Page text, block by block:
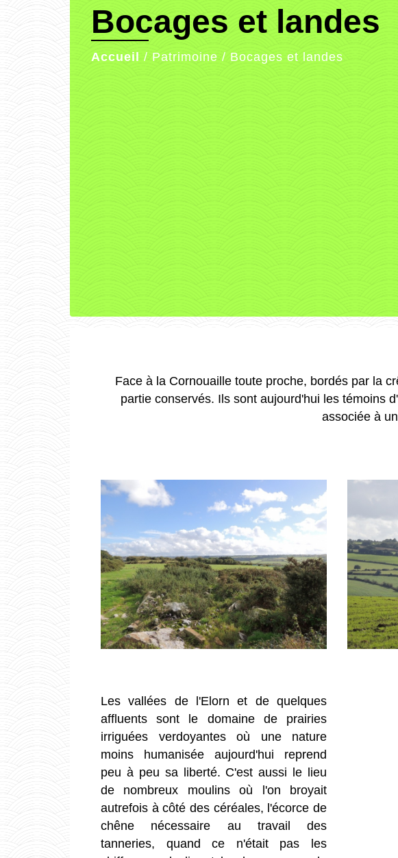
Bocages et landes
Accueil / Patrimoine / Bocages et landes
Face à la Cornouaille toute proche, bordés par la
partie conservés. Ils sont aujourd'hui les témoins
associée à
Les vallées de l'Elorn et de quelques
affluents sont le domaine de prairies
irriguées verdoyantes où une nature
moins humanisée aujourd'hui reprend
peu à peu sa liberté. C'est aussi le lieu
de nombreux moulins où l'on broyait
autrefois à côté des céréales, l'écorce de
chêne nécessaire au travail des
tanneries, quand ce n'était pas les